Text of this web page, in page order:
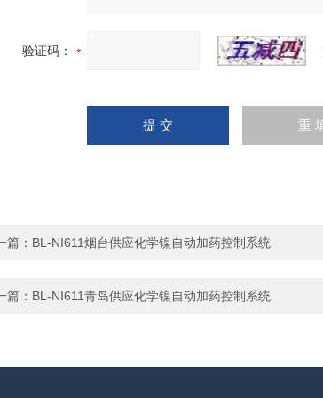
验证码：
篇： BL-NI611烟台供应化学镍自动加药控制系统
篇： BL-NI611青岛供应化学镍自动加药控制系统